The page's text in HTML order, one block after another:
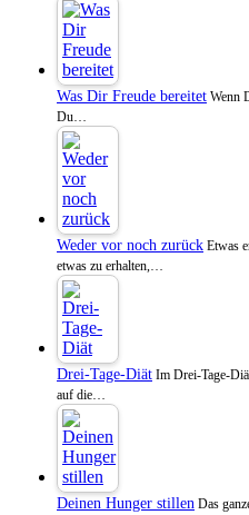
Was Dir Freude bereitet Wenn
Du…
Weder vor noch zurück Etwas
etwas zu erhalten,…
Drei-Tage-Diät Im Drei-Tage-
auf die…
Deinen Hunger stillen Das